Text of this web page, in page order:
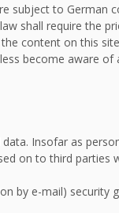
subject to
shall require the
content on this
become aware
Insofar as
on to third parties
by e-mail)